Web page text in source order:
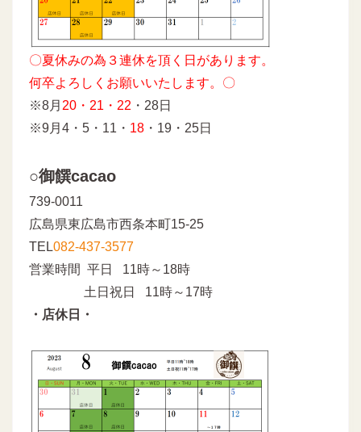
〇夏休みの為３連休を頂く日があります。
何卒よろしくお願いいたします。〇
※8月 20・21・22 ・28日
※9月4・5・11・ 18 ・19・25日
○御饌cacao
739-0011
広島県東広島市西条本町15-25
TEL082-437-3577
営業時間 平日 11時～18時
土日祝日 11時～17時
・店休日・